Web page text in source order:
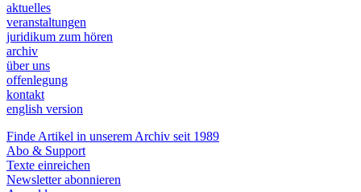
aktuelles
veranstaltungen
juridikum zum hören
archiv
über uns
offenlegung
kontakt
english version
Finde Artikel in unserem Archiv seit 1989
Abo & Support
Texte einreichen
Newsletter abonnieren